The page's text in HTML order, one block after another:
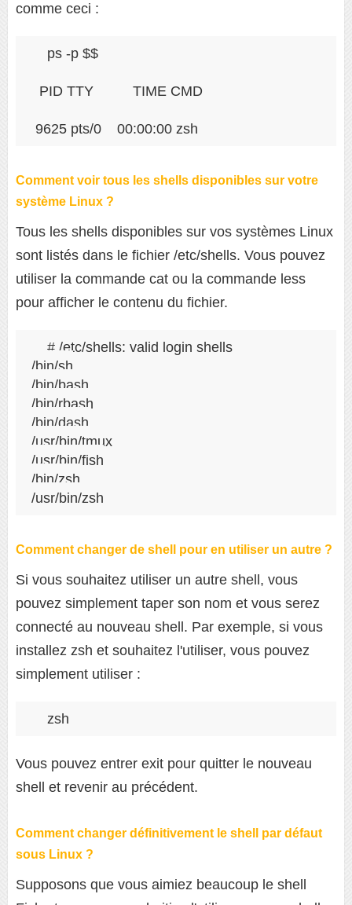
comme ceci :
ps -p $$
  PID TTY          TIME CMD
9625 pts/0    00:00:00 zsh
Comment voir tous les shells disponibles sur votre
système Linux ?
Tous les shells disponibles sur vos systèmes Linux
sont listés dans le fichier /etc/shells. Vous pouvez
utiliser la commande cat ou la commande less
pour afficher le contenu du fichier.
# /etc/shells: valid login shells
/bin/sh
/bin/bash
/bin/rbash
/bin/dash
/usr/bin/tmux
/usr/bin/fish
/bin/zsh
/usr/bin/zsh
Comment changer de shell pour en utiliser un autre ?
Si vous souhaitez utiliser un autre shell, vous
pouvez simplement taper son nom et vous serez
connecté au nouveau shell. Par exemple, si vous
installez zsh et souhaitez l'utiliser, vous pouvez
simplement utiliser :
zsh
Vous pouvez entrer exit pour quitter le nouveau
shell et revenir au précédent.
Comment changer définitivement le shell par défaut
sous Linux ?
Supposons que vous aimiez beaucoup le shell